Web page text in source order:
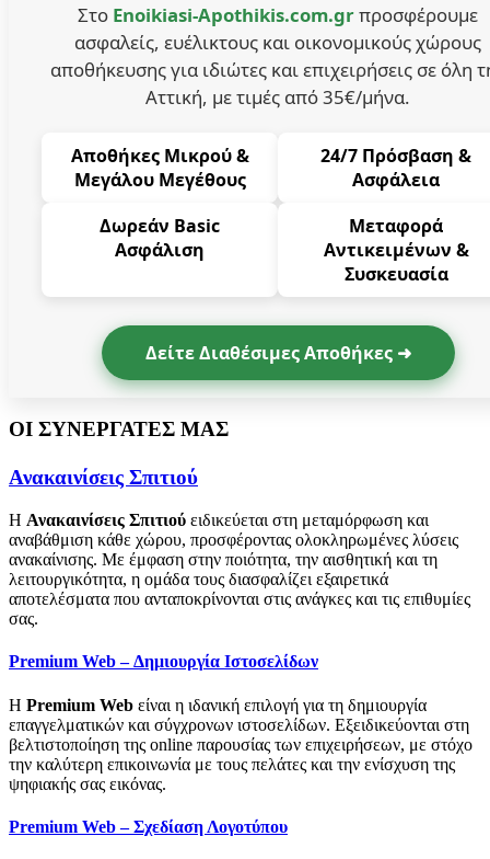
Στο Enoikiasi-Apothikis.com.grπροσφέρουμε
ασφαλείς, ευέλικτους και οικονομικούς χώρους
αποθήκευσης για ιδιώτες και επιχειρήσεις σε όλη
Αττική, με τιμές από 35€/μήνα.
Αποθήκες Μικρού &
Μεγάλου Μεγέθους
24/7 Πρόσβαση &
Ασφάλεια
Δωρεάν Basic
Ασφάλιση
Μεταφορά
Αντικειμένων &
Συσκευασία
Δείτε Διαθέσιμες Αποθήκες ➜
ΟΙ ΣΥΝΕΡΓΑΤΕΣ ΜΑΣ
Ανακαινίσεις Σπιτιού
Η Ανακαινίσεις Σπιτιού ειδικεύεται στη μεταμόρφωση και
αναβάθμιση κάθε χώρου, προσφέροντας ολοκληρωμένες λύσεις
ανακαίνισης. Με έμφαση στην ποιότητα, την αισθητική και τη
λειτουργικότητα, η ομάδα τους διασφαλίζει εξαιρετικά
αποτελέσματα που ανταποκρίνονται στις ανάγκες και τις επιθυμίες
σας.
Premium Web – Δημιουργία Ιστοσελίδων
Η Premium Web είναι η ιδανική επιλογή για τη δημιουργία
επαγγελματικών και σύγχρονων ιστοσελίδων. Εξειδικεύονται στη
βελτιστοποίηση της online παρουσίας των επιχειρήσεων, με στόχο
την καλύτερη επικοινωνία με τους πελάτες και την ενίσχυση της
ψηφιακής σας εικόνας.
Premium Web – Σχεδίαση Λογοτύπου